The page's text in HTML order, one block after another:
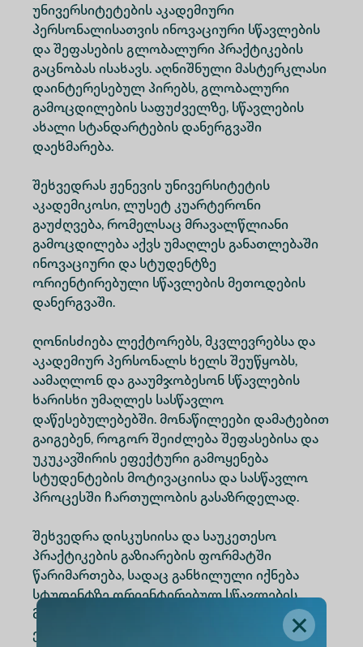
უნივერსიტეტების აკადემიური
პერსონალისათვის ინოვაციური სწავლების
და შეფასების გლობალური პრაქტიკების
გაცნობას ისახავს. აღნიშნული მასტერკლასი
დაინტერესებულ პირებს, გლობალური
გამოცდილების საფუძველზე, სწავლების
ახალი სტანდარტების დანერგვაში
დაეხმარება.
შეხვედრას ჟენევის უნივერსიტეტის
აკადემიკოსი, ლუსეტ კუარტერონი
გაუძღვება, რომელსაც მრავალწლიანი
გამოცდილება აქვს უმაღლეს განათლებაში
ინოვაციური და სტუდენტზე
ორიენტირებული სწავლების მეთოდების
დანერგვაში.
ღონისძიება ლექტორებს, მკვლევრებსა და
აკადემიურ პერსონალს ხელს შეუწყობს,
აამაღლონ და გააუმჯობესონ სწავლების
ხარისხი უმაღლეს სასწავლო
დაწესებულებებში. მონაწილეები დამატებით
გაიგებენ, როგორ შეიძლება შეფასებისა და
უკუკავშირის ეფექტური გამოყენება
სტუდენტების მოტივაციისა და სასწავლო
პროცესში ჩართულობის გასაზრდელად.
შეხვედრა დისკუსიისა და საუკეთესო
პრაქტიკების გაზიარების ფორმატში
წარიმართება, სადაც განხილული იქნება
სტუდენტზე ორიენტირებულ სწავლების
მეთოდები, შეფასებისა და უკუკავშირის
ეფექტიანი მოდელები და სწავლების